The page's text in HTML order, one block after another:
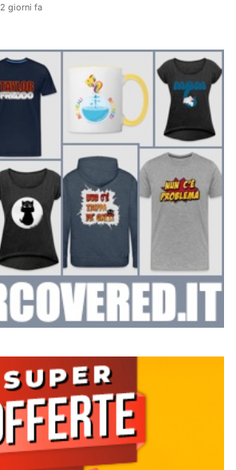
2 giorni fa